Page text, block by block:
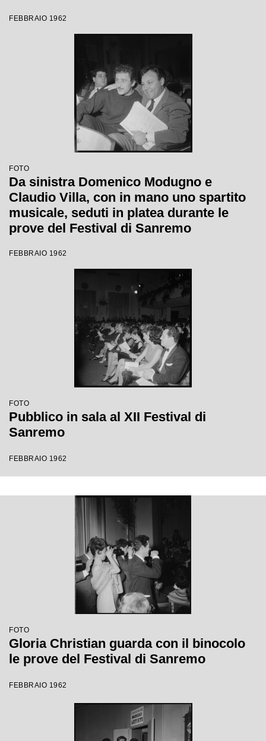
FEBBRAIO 1962
FOTO
Da sinistra Domenico Modugno e
Claudio Villa, con in mano uno spartito
musicale, seduti in platea durante le
prove del Festival di Sanremo
FEBBRAIO 1962
FOTO
Pubblico in sala al XII Festival di
Sanremo
FEBBRAIO 1962
FOTO
Gloria Christian guarda con il binocolo
le prove del Festival di Sanremo
FEBBRAIO 1962